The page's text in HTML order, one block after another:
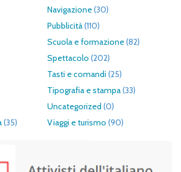
Navigazione(30)
Pubblicità(110)
Scuola e formazione(82)
Spettacolo (202)
Tasti e comandi (25)
Tipografia e stampa(33)
Uncategorized (0)
(35) Viaggi e turismo (90)